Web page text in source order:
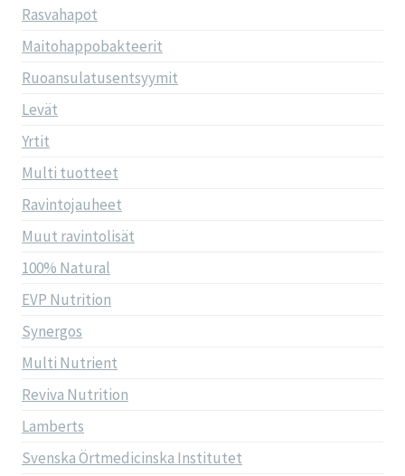
Rasvahapot
Maitohappobakteerit
Ruoansulatusentsyymit
Levät
Yrtit
Multi tuotteet
Ravintojauheet
Muut ravintolisät
100% Natural
EVP Nutrition
Synergos
Multi Nutrient
Reviva Nutrition
Lamberts
Svenska Örtmedicinska Institutet